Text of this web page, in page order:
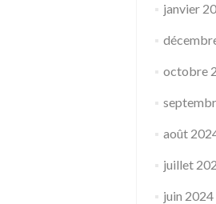
janvier
octobre
août
juillet
juin 2024